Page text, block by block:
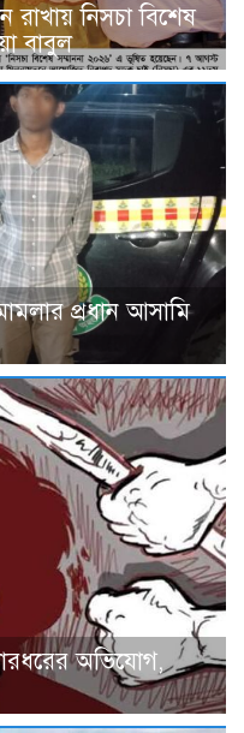
রাখায় নিসচা বিশেষ
বাবুল
প্রধান আসামি
অভিযোগ,